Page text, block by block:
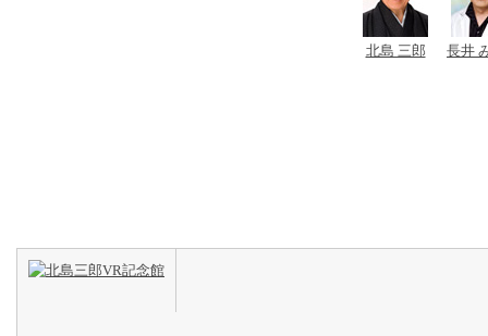
北島 三郎 長井